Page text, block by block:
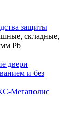
защиты
складные,
Pb
двери
и без
Мегаполис